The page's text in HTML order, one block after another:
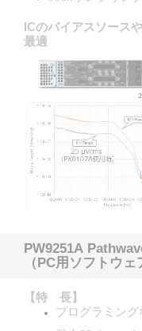
ICのバイアスソース
最適
PW9251A
（PC用ソフトウェ
【特 長】
プログラミン